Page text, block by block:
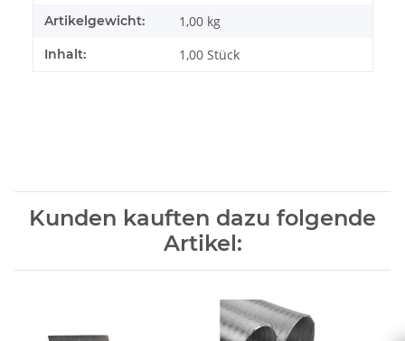
Artikelgewicht: 1,00 kg
Inhalt: 1,00 Stück
Kunden kauften dazu folgende
Artikel: